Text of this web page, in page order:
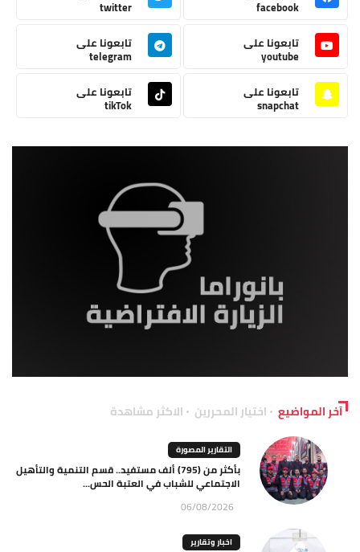
facebook
twitter
تابعونا على
youtube
تابعونا على
telegram
تابعونا على
snapchat
تابعونا على
tikTok
آخر المواضيع اختيار المحررين الاكثر مشاهدة
التقارير المصورة
بأكثر من (795) ألف مستفيد.. قسم التنمية والتأهيل
الاجتماعي للشباب في العتبة الحس...
06/08/2026
اخبار وتقارير